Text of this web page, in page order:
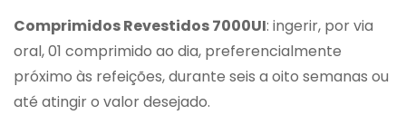
Comprimidos Revestidos 7000UI: ingerir, por via
oral, 01 comprimido ao dia, preferencialmente
próximo às refeições, durante seis a oito semanas ou
até atingir o valor desejado.